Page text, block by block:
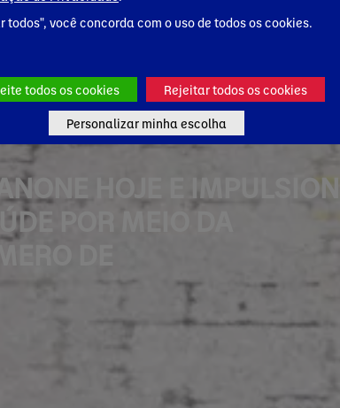
HOJE E
POR MEIO DA
DE
todos", você concorda com o uso de todos os cookies.
todos os cookies Rejeitar todos os cookies
Personalizar minha escolha